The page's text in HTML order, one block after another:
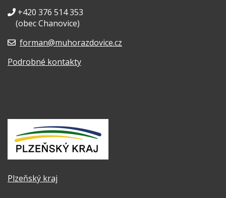
+420 376 514 353
(obec Chanovice)
forman@muhorazdovice.cz
Podrobné kontakty
Plzeňský kraj